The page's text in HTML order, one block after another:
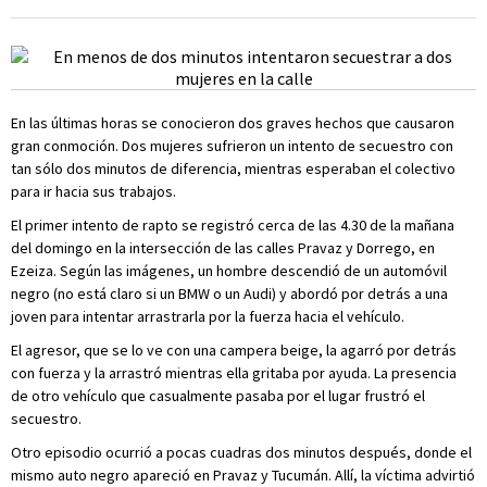
En las últimas horas se conocieron dos graves hechos que causaron
gran conmoción. Dos mujeres sufrieron un intento de secuestro con
tan sólo dos minutos de diferencia, mientras esperaban el colectivo
para ir hacia sus trabajos.
El primer intento de rapto se registró cerca de las 4.30 de la mañana
del domingo en la intersección de las calles Pravaz y Dorrego, en
Ezeiza. Según las imágenes, un hombre descendió de un automóvil
negro (no está claro si un BMW o un Audi) y abordó por detrás a una
joven para intentar arrastrarla por la fuerza hacia el vehículo.
El agresor, que se lo ve con una campera beige, la agarró por detrás
con fuerza y la arrastró mientras ella gritaba por ayuda. La presencia
de otro vehículo que casualmente pasaba por el lugar frustró el
secuestro.
Otro episodio ocurrió a pocas cuadras dos minutos después, donde el
mismo auto negro apareció en Pravaz y Tucumán. Allí, la víctima advirtió